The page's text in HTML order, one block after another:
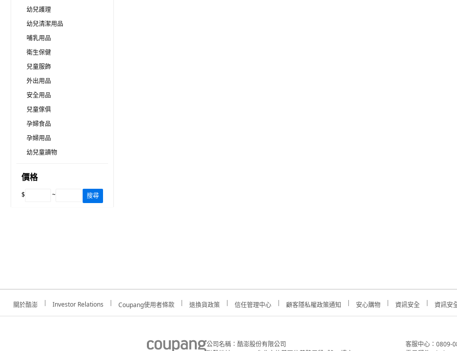
幼兒護理
幼兒清潔用品
哺乳用品
衛生保健
兒童服飾
外出用品
安全用品
兒童傢俱
孕婦食品
孕婦用品
幼兒童讀物
價格
$ ~ 搜尋
關於酷澎 Investor Relations Coupang使用者條款 退換貨政策 信任管理中心 顧客隱私權政策通知 安心購物 資訊安全 資訊安
公司名稱：酷澎股份有限公司
客服中心：0809-